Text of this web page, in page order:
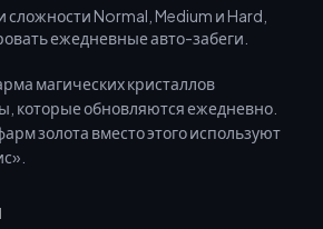
Normal, Medium и Hard,
ежедневные авто-забеги.
магических кристаллов
которые обновляются ежедневно.
золота вместо этого используют